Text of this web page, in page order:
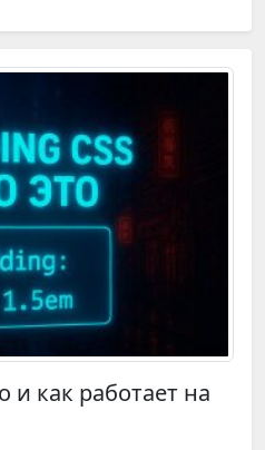
и как работает на